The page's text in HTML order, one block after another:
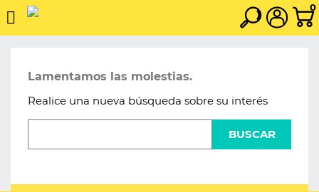
0
Lamentamos las molestias.
Realice una nueva búsqueda sobre su interés
BUSCAR